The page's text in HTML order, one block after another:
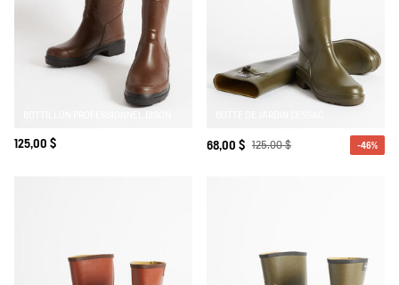
125,00 $ 68,00 $ 125,00 $ -46%